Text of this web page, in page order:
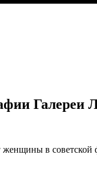
Галереи
в советской